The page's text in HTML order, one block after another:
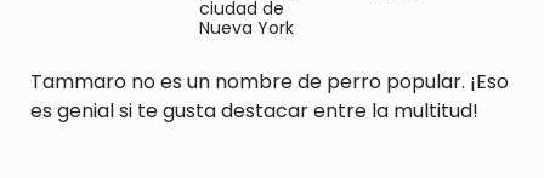
ciudad de
Nueva York
Tammaro no es un nombre de perro popular. ¡Eso
es genial si te gusta destacar entre la multitud!